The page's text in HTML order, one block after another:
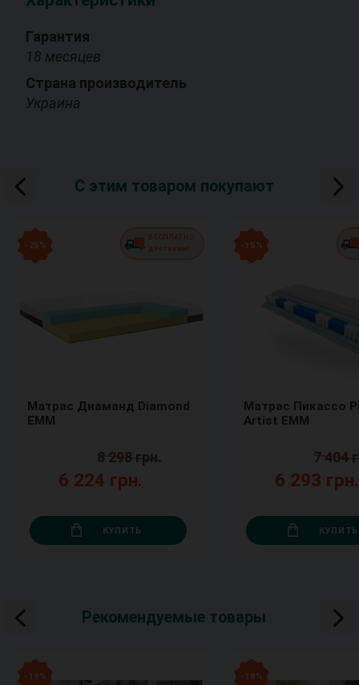
Гарантия
18 месяцев
Страна производитель
Украина
С этим товаром покупают
- 25 %
БЕСПЛАТНО
доставим!
Матрас Диаманд Diamond
ЕММ
6 224 грн.
8 298 грн.
КУПИТЬ
- 15 %
Матрас Пикассо
Artist ЕММ
6 293
7 404
КУПИТЬ
Рекомендуемые товары
- 19 % - 19 %